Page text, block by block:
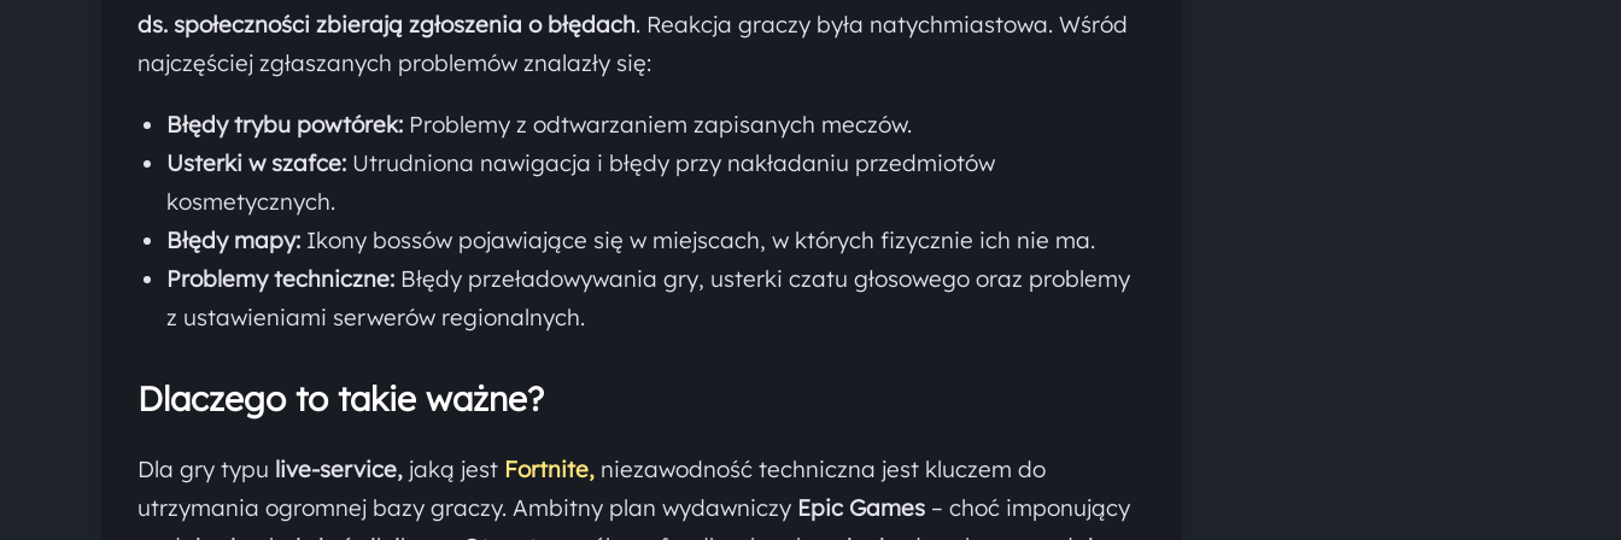
ds. społeczności zbierają zgłoszenia o błędach. Reakcja graczy była natychmiastowa. Wśród
najczęściej zgłaszanych problemów znalazły się:
Błędy trybu powtórek: Problemy z odtwarzaniem zapisanych meczów.
Usterki w szafce: Utrudniona nawigacja i błędy przy nakładaniu przedmiotów
kosmetycznych.
Błędy mapy: Ikony bossów pojawiające się w miejscach, w których fizycznie ich nie ma.
Problemy techniczne: Błędy przeładowywania gry, usterki czatu głosowego oraz problemy
z ustawieniami serwerów regionalnych.
Dlaczego to takie ważne?
Dla gry typu live-service, jaką jest Fortnite, niezawodność techniczna jest kluczem do
utrzymania ogromnej bazy graczy. Ambitny plan wydawniczy Epic Games – choć imponujący